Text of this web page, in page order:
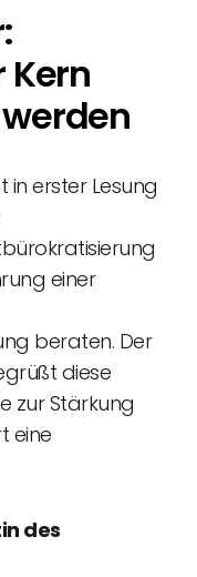
Kern
erster Lesung
einer
beraten. Der
diese
zur Stärkung
eine
des